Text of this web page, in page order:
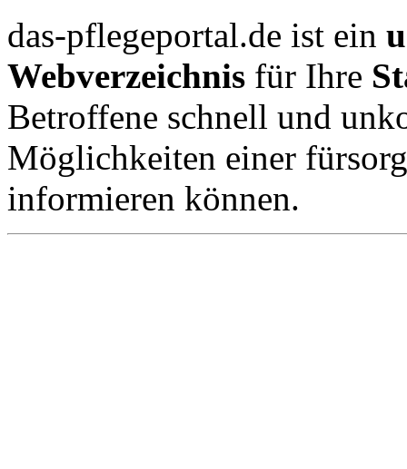
das-pflegeportal.de ist ein
Webverzeichnis für Ihre
Betroffene schnell und
Möglichkeiten einer
informieren können.